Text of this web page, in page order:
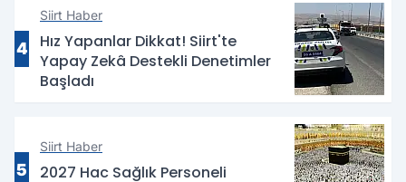
4
Siirt Haber
Hız Yapanlar Dikkat! Siirt'te
Yapay Zekâ Destekli Denetimler
Başladı
5
Siirt Haber
2027 Hac Sağlık Personeli